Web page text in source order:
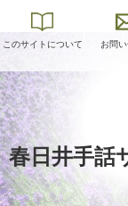
このサイトについて お問
春日井手